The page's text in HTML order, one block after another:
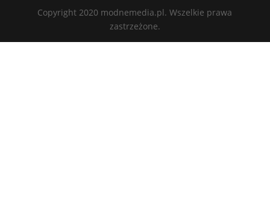
Copyright 2020 modnemedia.pl. Wszelkie prawa
zastrzeżone.